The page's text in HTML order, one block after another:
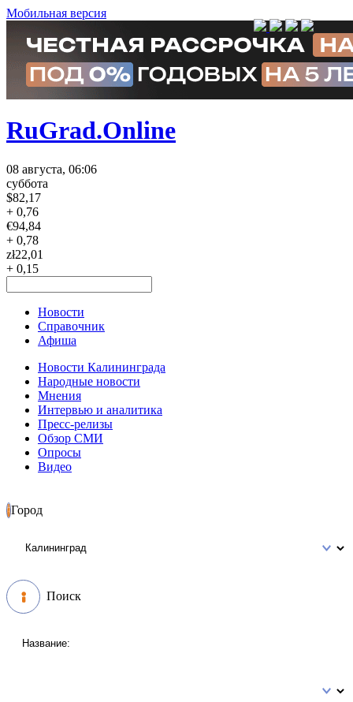
Мобильная версия
RuGrad.Online
08 августа, 06:06
суббота
$82,17
+ 0,76
€94,84
+ 0,78
zł22,01
+ 0,15
Новости
Справочник
Афиша
Новости Калининграда
Народные новости
Мнения
Интервью и аналитика
Пресс-релизы
Обзор СМИ
Опросы
Видео
Город
Поиск